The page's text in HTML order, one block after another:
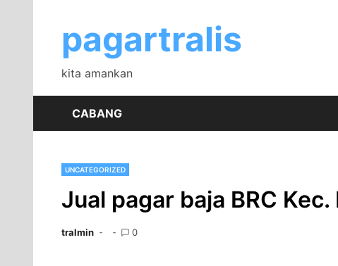
contentpagartralis
kita amankan
CABANG
UNCATEGORIZED
Jual pagar baja BRC
tralmin 0